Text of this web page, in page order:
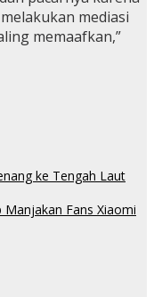
mediasi
memaafkan,”
ke Tengah Laut
Manjakan Fans Xiaomi